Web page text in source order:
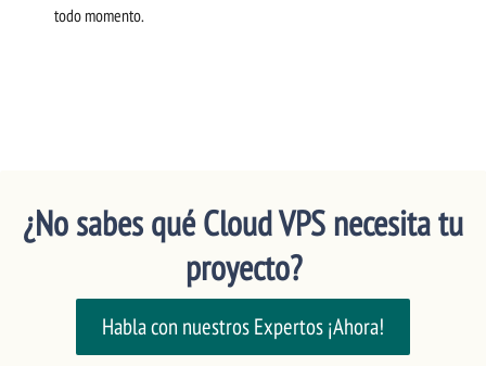
todo momento.
¿No sabes qué Cloud VPS necesita tu
proyecto?
Habla con nuestros Expertos ¡Ahora!